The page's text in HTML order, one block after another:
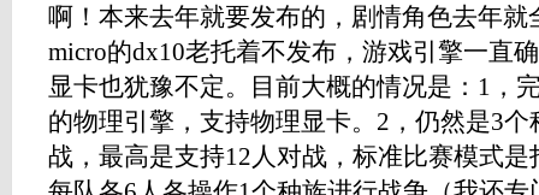
啊！本来去年就要发布的，剧情角色去年
micro的dx10老托着不发布，游戏引擎一直
显卡也犹豫不定。目前大概的情况是：1，
的物理引擎，支持物理显卡。2，仍然是3
战，最高是支持12人对战，标准比赛模式